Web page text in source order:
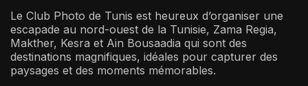
Le Club Photo de Tunis est heureux d’organiser une
escapade au nord-ouest de la Tunisie, Zama Regia,
Makther, Kesra et Ain Bousaadia qui sont des
destinations magnifiques, idéales pour capturer des
paysages et des moments mémorables.